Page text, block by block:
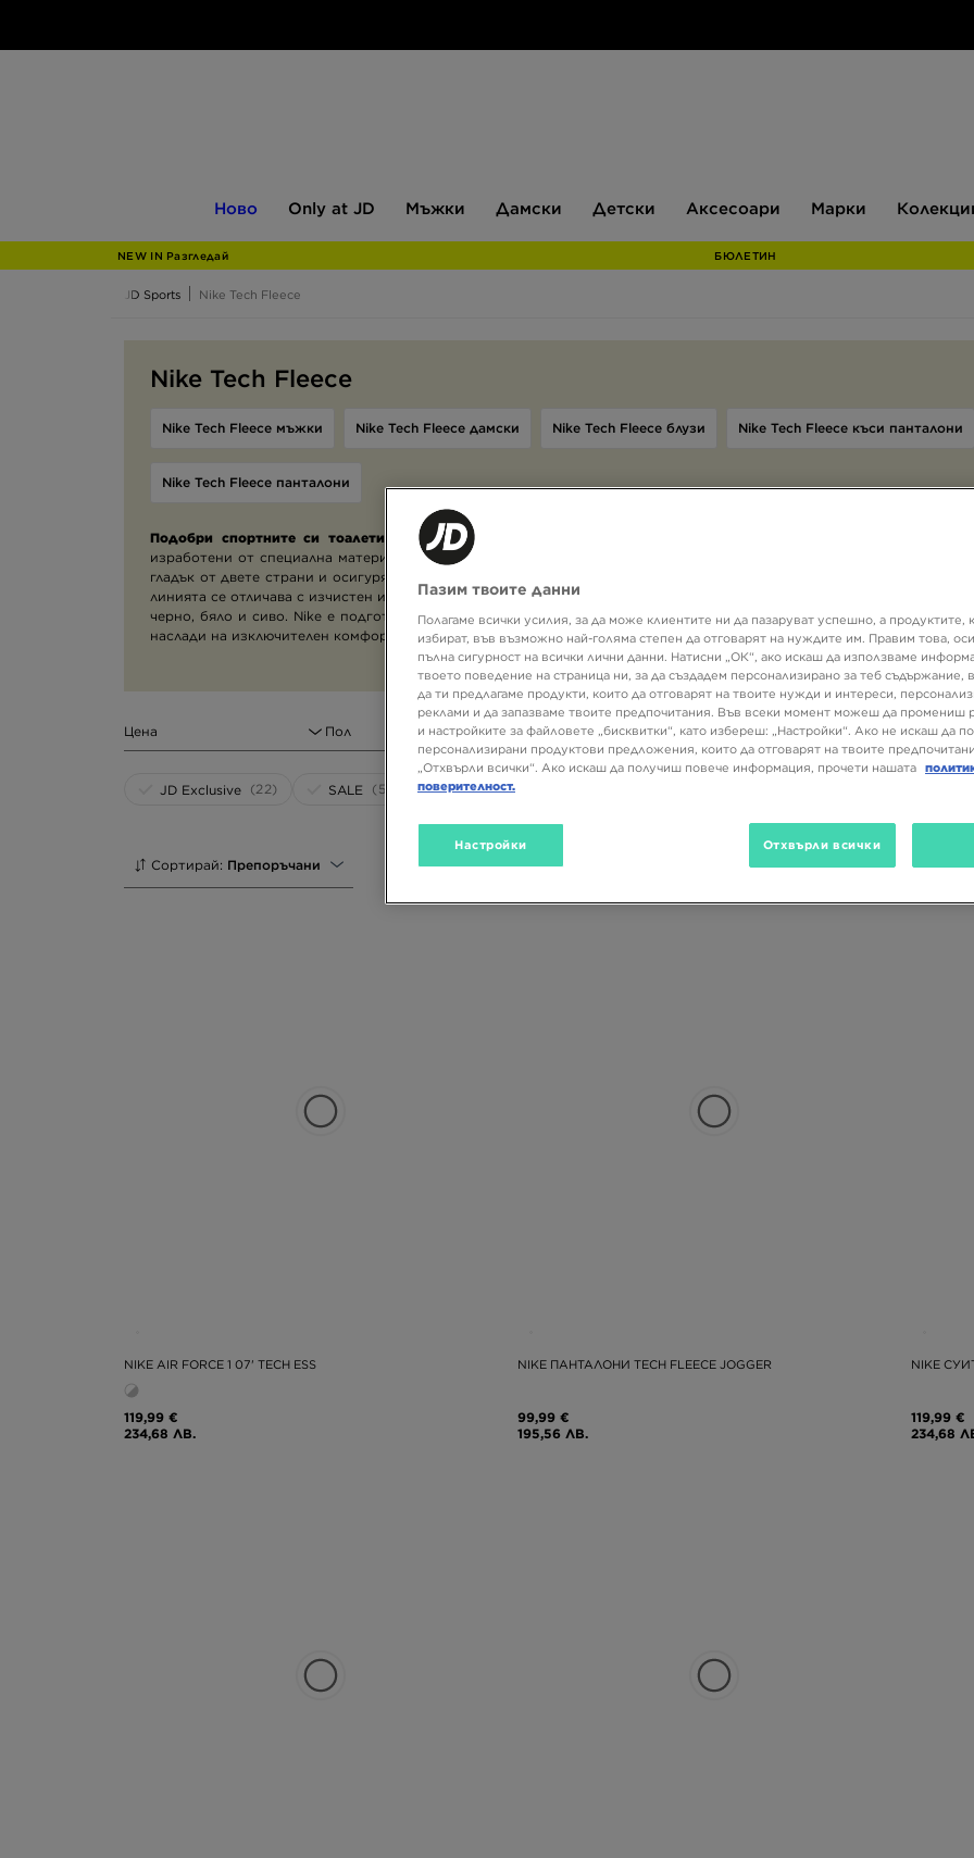
Ново
JD
Only at JD Мъжки Дамски Детски Аксесоари Марки
NEW IN Разгледай БЮЛЕТИН
JD Sports Nike Tech Fleece
Nike Tech Fleece
Подобри спортните си тоалети с най-новата колекция Nike Tech Fleece!
изработени от специална материя. Материалът представлява комбинация от естествени и синтетични влакна. Той
гладък от двете страни и осигурява топлина и максимален комфорт, като същевременно е лек и не тежи. Освен
линията се отличава с изчистен и минималистичен силует с модерен характер, а цветовата гама на серията базира
черно, бяло и сиво. Nike е подготвил предложения за жени, мъже и младежки. Виж какво те очаква в JD Sports и
наслади на изключителен комфорт всеки ден!
Nike Tech Fleece мъжки Nike Tech Fleece дамски Nike Tech Fleece блузи Nike Tech Fleece къси панталони
Nike Tech Fleece панталони
Цена Пол Подкатегория Размер Цвят
JD Exclusive (22) SALE (51)
Сортирай: Препоръчани
NIKE AIR FORCE 1 07' TECH ESS
119,99 €
234,68 ЛВ.
NIKE ПАНТАЛОНИ TECH FLEECE JOGGER
99,99 €
195,56 ЛВ.
NIKE
119,99 €
234,68
Пазим твоите данни
Полагаме всички усилия, за да може клиентите ни да пазаруват успешно, а продуктите,
избират, във възможно най-голяма степен да отговарят на нуждите им. Правим това,
пълна сигурност на всички лични данни. Натисни „ОК“, ако искаш да използваме
твоето поведение на страница ни, за да създадем персонализирано за теб съдържание,
да ти предлагаме продукти, които да отговарят на твоите нужди и интереси,
реклами и да запазваме твоите предпочитания. Във всеки момент можеш да промениш
и настройките за файловете „бисквитки“, като избереш: „Настройки“. Ако не искаш да
персонализирани продуктови предложения, които да отговарят на твоите
„Отхвърли всички“. Ако искаш да получиш повече информация, прочети нашата
поверителност.
Настройки Отхвърли всички